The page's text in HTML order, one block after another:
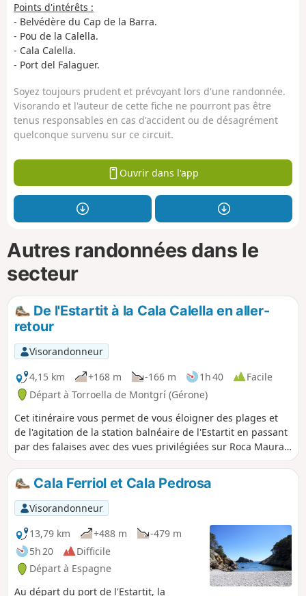
Points d'intérêts :
- Belvédère du Cap de la Barra.
- Pou de la Calella.
- Cala Calella.
- Port del Falaguer.
Soyez toujours prudent et prévoyant lors d'une randonnée.
Visorando et l'auteur de cette fiche ne pourront pas être
tenus responsables en cas d'accident ou de désagrément
quelconque survenu sur ce circuit.
Ouvrir dans l'app
Autres randonnées dans le
secteur
De l'Estartit à la Cala Calella en aller-
retour
Visorandonneur
4,15 km
+168 m -166 m 1h 40
Facile
Départ à Torroella de Montgrí (Gérone)
Cet itinéraire vous permet de vous éloigner des plages et
de l'agitation de la station balnéaire de l'Estartit en passant
par des falaises avec des vues privilégiées sur Roca Maura,
les Îles Medes et le littoral escarpé. Le sentier caillouteux,
parfois accidenté, amène à Cala Calella, une petite
calanque de toute beauté où la baignade est agréable.
Cala Ferriol et Cala Pedrosa
Visorandonneur
13,79 km
+488 m
-479 m
5h 20
Difficile
Départ à Espagne
Au départ du port de l'Estartit, la